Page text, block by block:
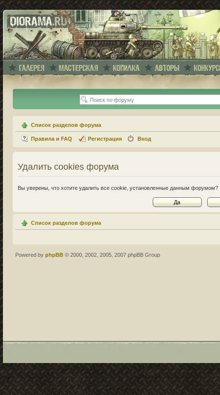
Список разделов форума
Правила и FAQ Регистрация Вход
Удалить cookies форума
Вы уверены, что хотите удалить все cookie, установленные данным форумом?
Список разделов форума
Powered by phpBB © 2000, 2002, 2005, 2007 phpBB Group